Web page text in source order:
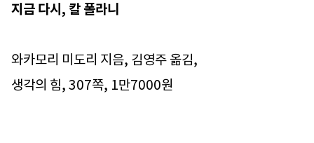
지금 다시, 칼 폴라니
와카모리 미도리 지음, 김영주 옮김,
생각의 힘, 307쪽, 1만7000원